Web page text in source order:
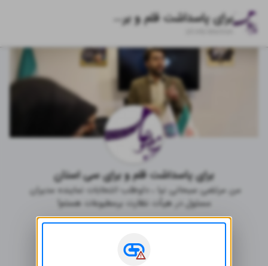
برای پاسداشت قلم و برای سی استان
برای پاسداشت قلم و برای سی استان
من مرتضی سبحانی نیا ، داوطلب انتخابات نماینده مدیران
مسئول در هیأت نظارت برمطبوعات هستم!